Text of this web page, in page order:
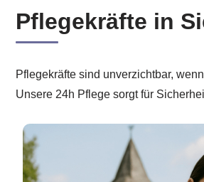
Pflegekräfte in
Pflegekräfte sind unverzichtbar,
Unsere 24h Pflege sorgt für